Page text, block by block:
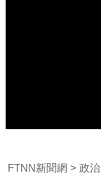
FTNN新聞網 政治